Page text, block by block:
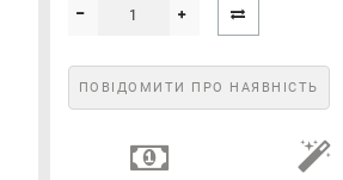
ПОВІДОМИТИ ПРО НАЯВНІСТЬ